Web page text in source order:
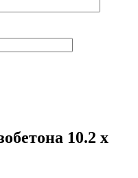
10.2 х